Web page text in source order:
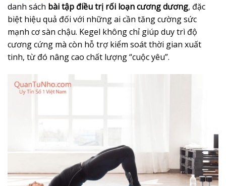
danh sách bài tập điều trị rối loạn cương dương, đặc
biệt hiệu quả đối với những ai cần tăng cường sức
mạnh cơ sàn chậu. Kegel không chỉ giúp duy trì độ
cương cứng mà còn hỗ trợ kiểm soát thời gian xuất
tinh, từ đó nâng cao chất lượng “cuộc yêu”.